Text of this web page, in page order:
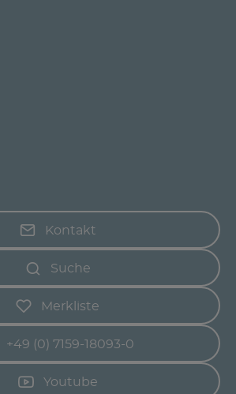
Kontakt
Suche
Merkliste
+49 (0) 7159-18093-0
Youtube